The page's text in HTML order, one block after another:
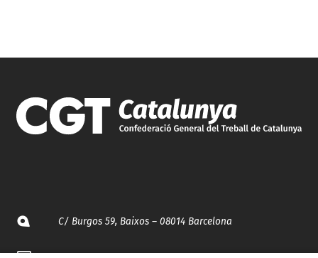
C/ Burgos 59, Baixos – 08014 Barcelona